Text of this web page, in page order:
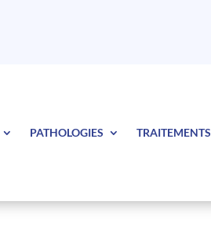
PATHOLOGIES TRAITEMENTS